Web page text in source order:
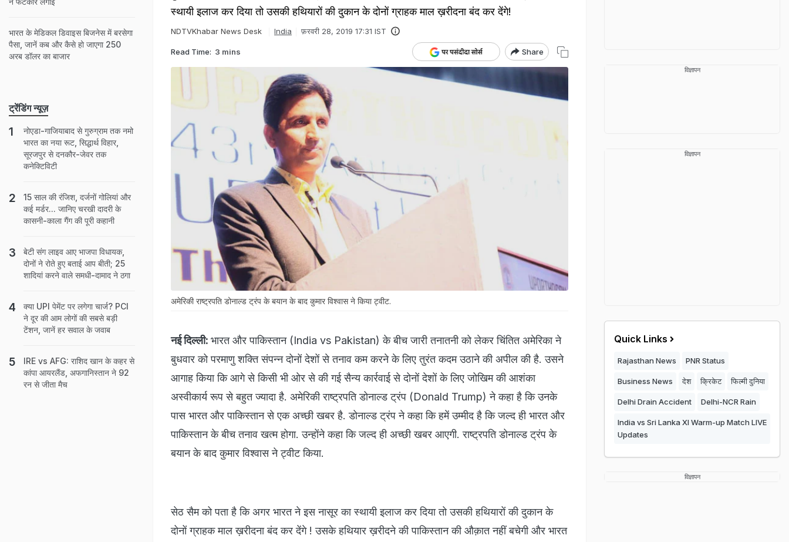
स्थायी इलाज कर दिया तो उसकी हथियारों की दुकान के दोनों ग्राहक माल ख़रीदना बंद कर देंगे!
NDTVKhabar News Desk India फ़रवरी 28, 2019 17:31 IST
Read Time: 3 mins Share
अमेरिकी राष्ट्रपति डोनाल्ड ट्रंप के बयान के बाद कुमार विश्वास ने किया ट्वीट.
नई दिल्ली: भारत और पाकिस्तान (India vs Pakistan) के बीच जारी तनातनी को लेकर चिंतित अमेरिका ने
बुधवार को परमाणु शक्ति संपन्न दोनों देशों से तनाव कम करने के लिए तुरंत कदम उठाने की अपील की है. उसने
आगाह किया कि आगे से किसी भी ओर से की गई सैन्य कार्रवाई से दोनों देशों के लिए जोखिम की आशंका
अस्वीकार्य रूप से बहुत ज्यादा है. अमेरिकी राष्ट्रपति डोनाल्ड ट्रंप (Donald Trump) ने कहा है कि उनके
पास भारत और पाकिस्तान से एक अच्छी खबर है. डोनाल्ड ट्रंप ने कहा कि हमें उम्मीद है कि जल्द ही भारत और
पाकिस्तान के बीच तनाव खत्म होगा. उन्होंने कहा कि जल्द ही अच्छी खबर आएगी. राष्ट्रपति डोनाल्ड ट्रंप के
बयान के बाद कुमार विश्वास ने ट्वीट किया.
सेठ सैम को पता है कि अगर भारत ने इस नासूर का स्थायी इलाज कर दिया तो उसकी हथियारों की दुकान के
दोनों ग्राहक माल ख़रीदना बंद कर देंगे ! उसके हथियार ख़रीदने की पाकिस्तान की औक़ात नहीं बचेगी और भारत
भारत के मेडिकल डिवाइस बिजनेस में बरसेगा
पैसा, जानें कब और कैसे हो जाएगा 250
अरब डॉलर का बाजार
ट्रेंडिंग न्यूज़
नोएडा-गाजियाबाद से गुरुग्राम तक नमो
भारत का नया रूट, सिद्धार्थ विहार,
सूरजपुर से दनकौर-जेवर तक
कनेक्टिविटी
15 साल की रंजिश, दर्जनों गोलियां और
कई मर्डर... जानिए चरखी दादरी के
कासनी-काला गैंग की पूरी कहानी
बेटी संग लाइव आए भाजपा विधायक,
दोनों ने रोते हुए बताई आप बीती; 25
शादियां करने वाले समधी-दामाद ने ठगा
क्या UPI पेमेंट पर लगेगा चार्ज? PCI
ने दूर की आम लोगों की सबसे बड़ी
टेंशन, जानें हर सवाल के जवाब
IRE vs AFG: राशिद खान के कहर से
कांपा आयरलैंड, अफगानिस्तान ने 92
रन से जीता मैच
विज्ञापन
विज्ञापन
Quick Links
Rajasthan News PNR Status
Business News देश क्रिकेट फिल्मी दुनिया
Delhi Drain Accident Delhi-NCR Rain
India vs Sri Lanka XI Warm-up Match LIVE
Updates
विज्ञापन